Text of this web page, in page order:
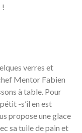
!
verres et
Mentor Fabien
à table. Pour
-s’il en est
propose une glace
sa tuile de pain et